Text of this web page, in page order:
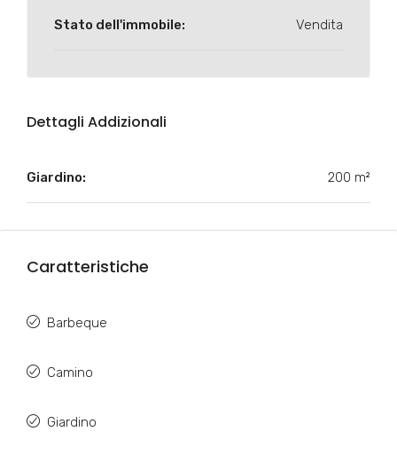
Stato dell'immobile: Vendita
Dettagli Addizionali
Giardino: 200 m²
Caratteristiche
Barbeque
Camino
Giardino